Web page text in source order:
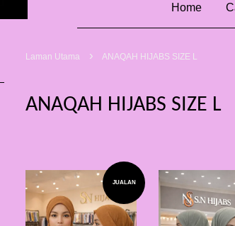
Home
Laman Utama › ANAQAH HIJABS SIZE L
ANAQAH HIJABS SIZE L
JUALAN